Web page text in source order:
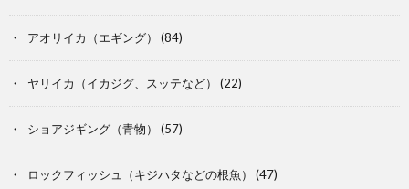
アオリイカ（エギング） (84)
ヤリイカ（イカジグ、スッテなど） (22)
ショアジギング（青物） (57)
ロックフィッシュ（キジハタなどの根魚） (47)